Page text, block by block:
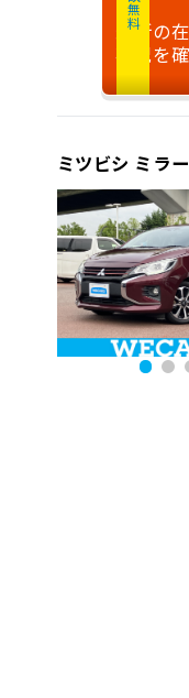
最新の
状況を
ミツビシ ミラ